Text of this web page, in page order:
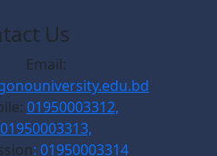
Us
Email:
01950003312,
01950003313,
: 01950003314